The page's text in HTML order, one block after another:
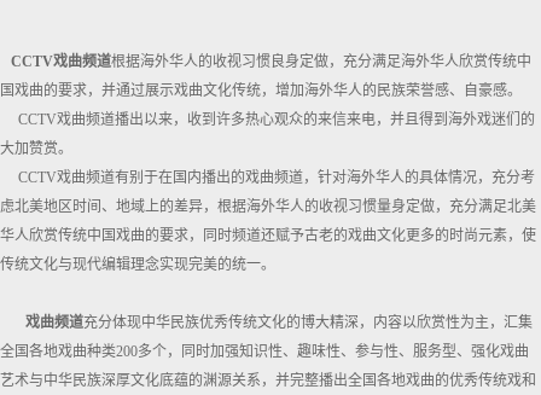
CCTV戏曲频道根据海外华人的收视习惯良身定做，充分满足海外华人欣赏传统中
国戏曲的要求，并通过展示戏曲文化传统，增加海外华人的民族荣誉感、自豪感。
CCTV戏曲频道播出以来，收到许多热心观众的来信来电，并且得到海外戏迷们的
大加赞赏。
CCTV戏曲频道有别于在国内播出的戏曲频道，针对海外华人的具体情况，充分考
虑北美地区时间、地域上的差异，根据海外华人的收视习惯量身定做，充分满足北美
华人欣赏传统中国戏曲的要求，同时频道还赋予古老的戏曲文化更多的时尚元素，使
传统文化与现代编辑理念实现完美的统一。
戏曲频道充分体现中华民族优秀传统文化的博大精深，内容以欣赏性为主，汇集
全国各地戏曲种类200多个，同时加强知识性、趣味性、参与性、服务型、强化戏曲
艺术与中华民族深厚文化底蕴的渊源关系，并完整播出全国各地戏曲的优秀传统戏和